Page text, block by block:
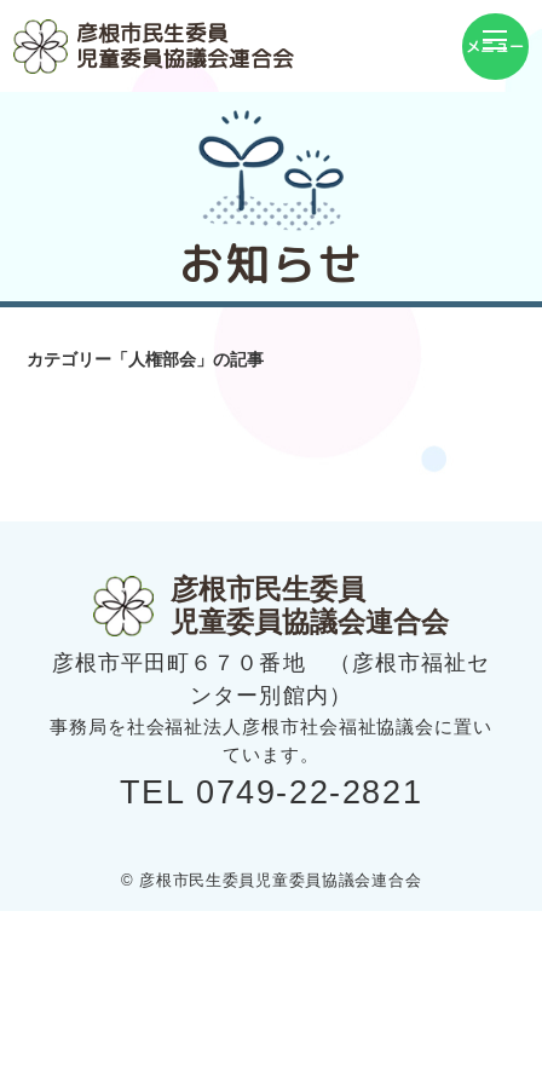
彦根市民生委員
児童委員協議会連合会
お知らせ
カテゴリー「人権部会」の記事
彦根市民生委員
児童委員協議会連合会
彦根市平田町６７０番地 （彦根市福祉セ
ンター別館内）
事務局を社会福祉法人彦根市社会福祉協議会に置い
ています。
TEL 0749-22-2821
© 彦根市民生委員児童委員協議会連合会